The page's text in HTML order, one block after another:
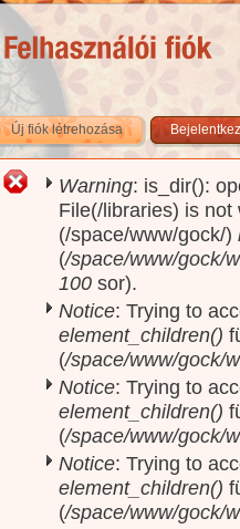
Új fiók létrehozása(aktív fül)
Hibaüzenet
Warning: is_dir():
File(/libraries) is
(/space/www/gock/)
(/space/www/gock/
100 sor).
Notice: Trying to
element_children()
(/space/www/gock/
Notice: Trying to
element_children()
(/space/www/gock/
Notice: Trying to
element_children()
(/space/www/gock/